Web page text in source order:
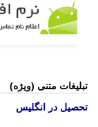
تبلیغات متنی (ویژه)
تحصیل در انگلیس